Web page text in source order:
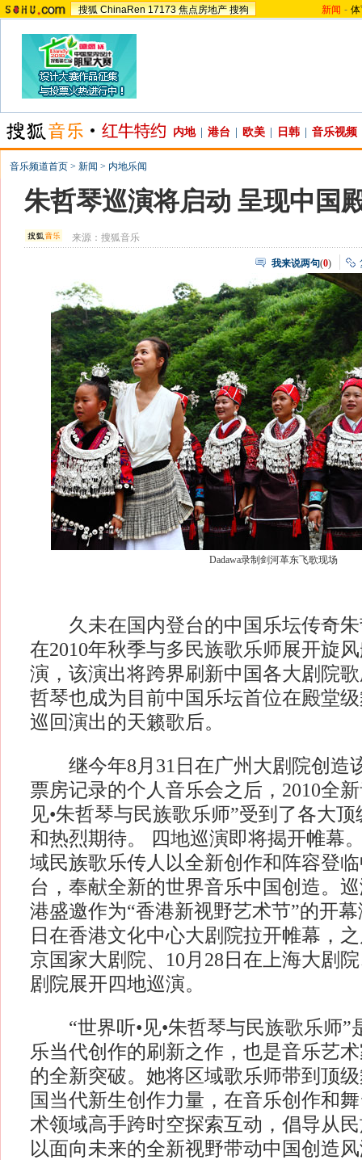
搜狐 ChinaRen 17173 焦点房地产 搜狗 新闻 -
内地 港台 欧美 日韩 音乐视频
音乐频道首页 > 新闻 > 内地乐闻
朱哲琴巡演将启动 呈现中国
来源：搜狐音乐
我来说两句(0)
Dadawa录制剑河革东飞歌现场
久未在国内登台的中国乐坛传奇朱
在2010年秋季与多民族歌乐师展开旋
演，该演出将跨界刷新中国各大剧院
哲琴也成为目前中国乐坛首位在殿堂
巡回演出的天籁歌后。
继今年8月31日在广州大剧院创造
票房记录的个人音乐会之后，2010全
见•朱哲琴与民族歌乐师”受到了各大
和热烈期待。 四地巡演即将揭开帷幕
域民族歌乐传人以全新创作和阵容登
台，奉献全新的世界音乐中国创造。
港盛邀作为“香港新视野艺术节”的开
日在香港文化中心大剧院拉开帷幕，
京国家大剧院、10月28日在上海大剧
剧院展开四地巡演。
“世界听•见•朱哲琴与民族歌乐师”
乐当代创作的刷新之作，也是音乐艺
的全新突破。她将区域歌乐师带到顶
国当代新生创作力量，在音乐创作和
术领域高手跨时空探索互动，倡导从
以面向未来的全新视野带动中国创造